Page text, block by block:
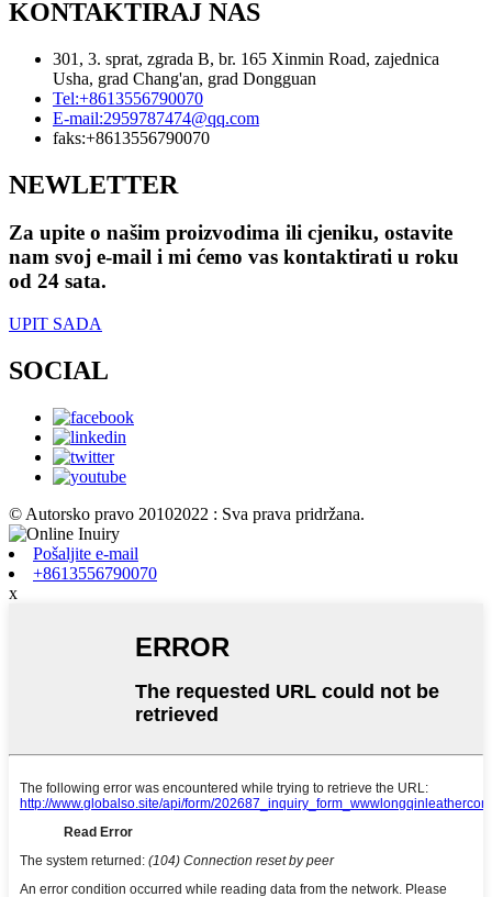
KONTAKTIRAJ NAS
301, 3. sprat, zgrada B, br. 165 Xinmin Road, zajednica
Usha, grad Chang'an, grad Dongguan
Tel:+8613556790070
E-mail:2959787474@qq.com
faks:+8613556790070
NEWLETTER
Za upite o našim proizvodima ili cjeniku, ostavite
nam svoj e-mail i mi ćemo vas kontaktirati u roku
od 24 sata.
UPIT SADA
SOCIAL
© Autorsko pravo 20102022 : Sva prava pridržana.
Pošaljite e-mail
+8613556790070
x